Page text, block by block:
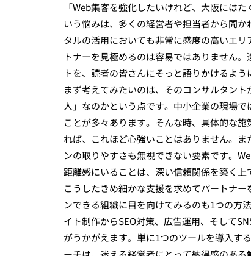
「Web集客を強化したいけれど、大阪には
いう悩みは、多くの経営者や担当者から聞
タルの活用においても非常に感度の高いエ
トナーを見極めるのは容易ではありません
トを、読者の皆さんにそっと語りかけるよう
まず考えてみたいのは、そのコンサルタン
人」なのかという点です。中小企業の現場
ことが多々あります。そんな時、具体的な
れば、これほど心強いことはありません。
ンの取りやすさも無視できない要素です。
距離感にいることは、深い信頼関係を築く上
こうしたきめ細かな支援を求めてパートナ
ンできる組織に目を向けてみるのも1つの方
イト制作からSEO対策、広告運用、そして
がうかがえます。単に1つのツールを導入す